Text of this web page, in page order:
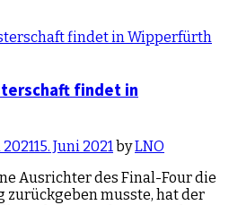
findet in
15. Juni 2021byLNO
Ausrichter des Final-Four die
musste, hat der